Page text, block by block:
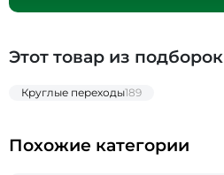
Этот товар из подборок
Круглые переходы189
Похожие категории